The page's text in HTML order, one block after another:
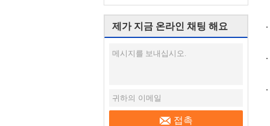
제가 지금 온라인 채팅 해요
접촉